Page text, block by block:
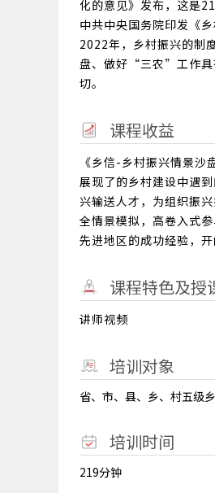
化的意见》发布，这是
中共中央国务院印发《
2022年，乡村振兴的制
盘、做好“三农”工作具
切。
课程收益
《乡信-乡村振兴情景
展现了的乡村建设中遇
兴输送人才，为组织振
全情景模拟，高卷入式
先进地区的成功经验，
课程特色及授
讲师视频
培训对象
省、市、县、乡、村五级
培训时间
219分钟